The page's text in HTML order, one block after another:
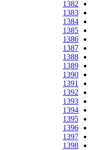
1382
1383
1384
1385
1386
1387
1388
1389
1390
1391
1392
1393
1394
1395
1396
1397
1398